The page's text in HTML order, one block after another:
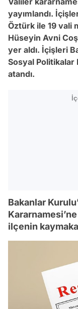
yayımlandı.
Öztürk ile 19 vali
Hüseyin Avni
yer aldı. İçişleri
Sosyal Politikalar
atandı.
Bakanlar
ilçenin